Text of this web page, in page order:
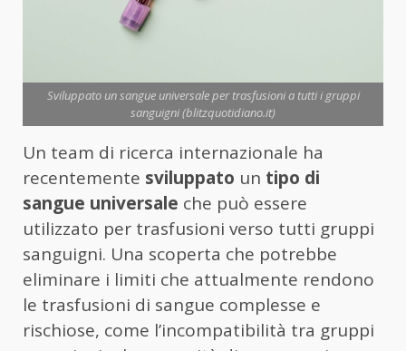
Sviluppato un sangue universale per trasfusioni a tutti i gruppi
sanguigni (blitzquotidiano.it)
Un team di ricerca internazionale ha
recentemente sviluppato un tipo di
sangue universale che può essere
utilizzato per trasfusioni verso tutti gruppi
sanguigni. Una scoperta che potrebbe
eliminare i limiti che attualmente rendono
le trasfusioni di sangue complesse e
rischiose, come l’incompatibilità tra gruppi